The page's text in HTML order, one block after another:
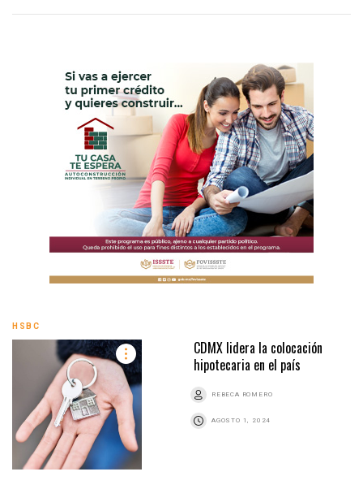
HSBC
CDMX lidera la colocación
hipotecaria en el país
REBECA ROMERO
AGOSTO 1, 2024